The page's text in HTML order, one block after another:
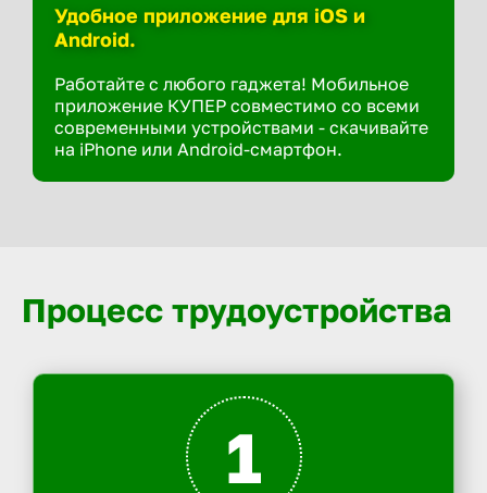
Удобное приложение для iOS и
Android.
Работайте с любого гаджета! Мобильное
приложение КУПЕР совместимо со всеми
современными устройствами - скачивайте
на iPhone или Android-смартфон.
Процесс трудоустройства
1